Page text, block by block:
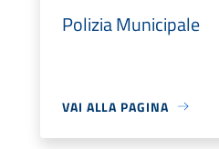
Polizia Municipale
VAI ALLA PAGINA